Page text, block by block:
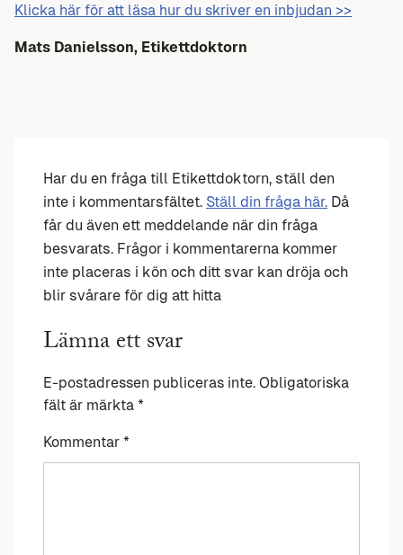
Klicka här för att läsa hur du skriver en inbjudan >>
Mats Danielsson, Etikettdoktorn
Har du en fråga till Etikettdoktorn, ställ den
inte i kommentarsfältet. Ställ din fråga här. Då
får du även ett meddelande när din fråga
besvarats. Frågor i kommentarerna kommer
inte placeras i kön och ditt svar kan dröja och
blir svårare för dig att hitta
Lämna ett svar
E-postadressen publiceras inte. Obligatoriska
fält är märkta *
Kommentar *